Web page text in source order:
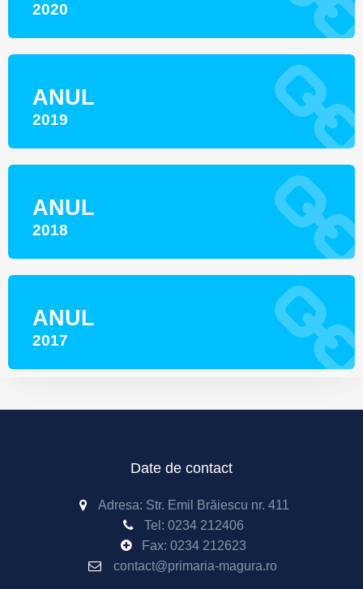
2020
ANUL
2019
ANUL
2018
ANUL
2017
Date de contact
Adresa: Str. Emil Brăiescu nr. 411
Tel: 0234 212406
Fax: 0234 212623
contact@primaria-magura.ro